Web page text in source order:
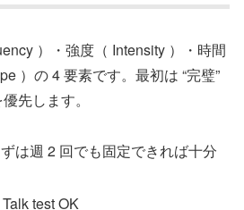
）・強度（ Intensity ）・時間
）の 4 要素です。最初は “完璧”
先します。
は週 2 回でも固定できれば十分
test OK